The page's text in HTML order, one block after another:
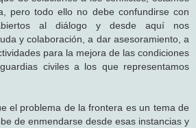
pero todo ello no debe confundirse con
al diálogo y desde aquí nos
y colaboración, a dar asesoramiento, a
para la mejora de las condiciones
civiles a los que representamos
el problema de la frontera es un tema de
de enmendarse desde esas instancias y